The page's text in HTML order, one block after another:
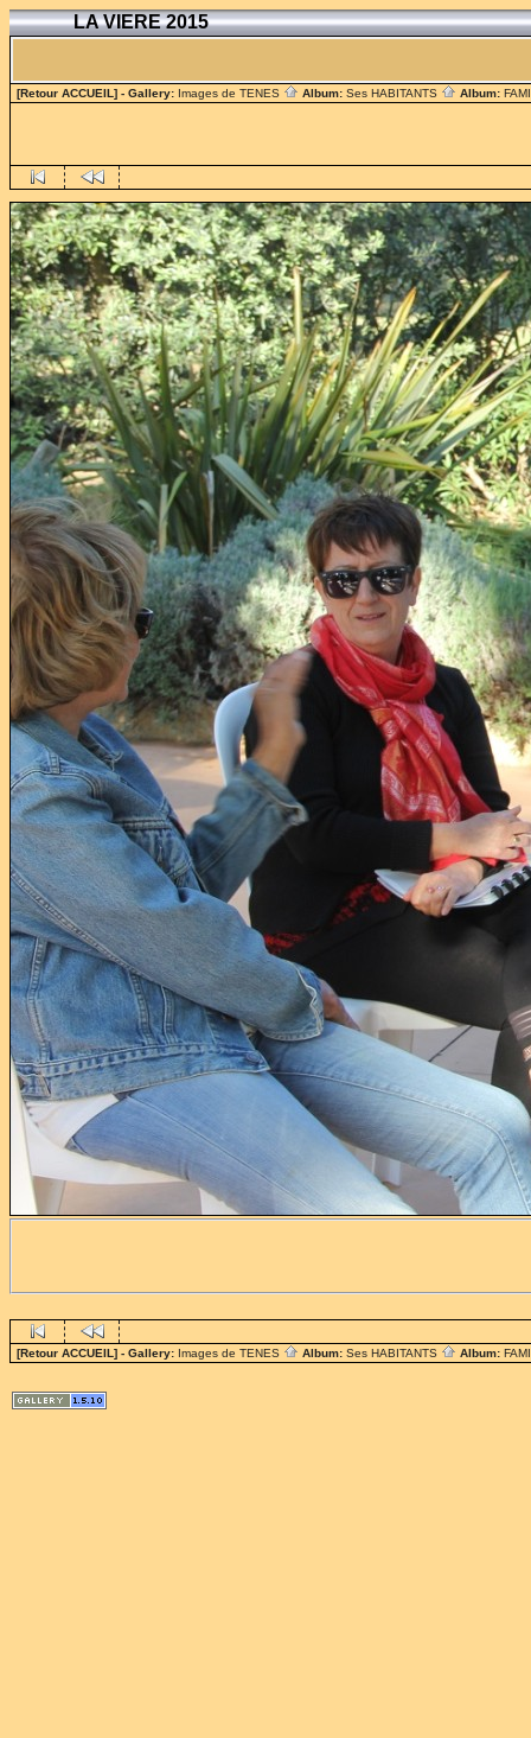
LA VIERE 2015
[Retour ACCUEIL] - Gallery: Images de TENES Album: Ses HABITANTS Album:
[Retour ACCUEIL] - Gallery: Images de TENES Album: Ses HABITANTS Album: